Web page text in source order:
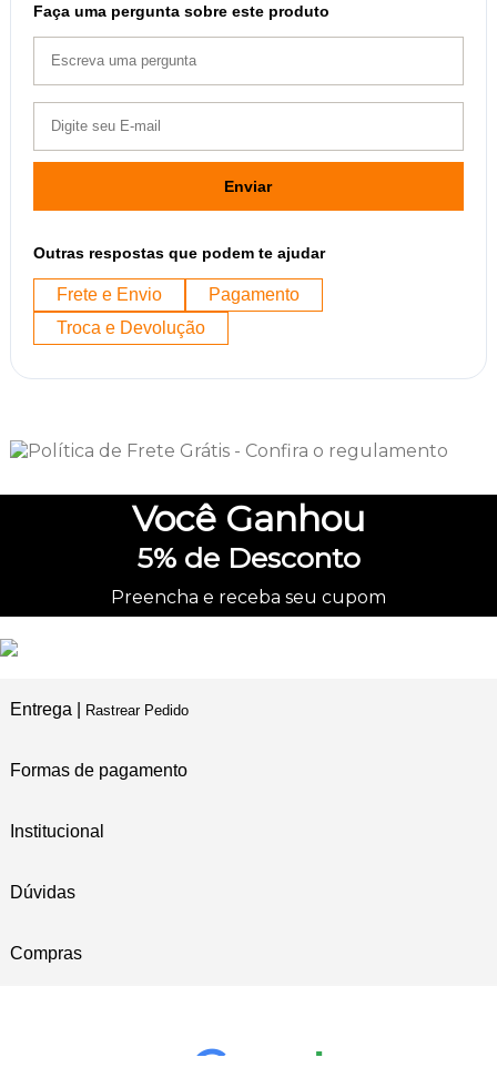
Faça uma pergunta sobre este produto
Enviar
Outras respostas que podem te ajudar
Frete e Envio
Pagamento
Troca e Devolução
Você Ganhou
5%de Desconto
Preencha e receba seu cupom
Entrega | Rastrear Pedido
Formas de pagamento
Institucional
Dúvidas
Compras